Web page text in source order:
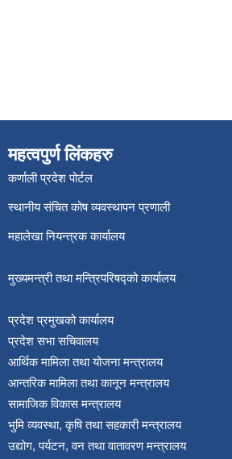
महत्वपुर्ण लिंकहरु
कर्णाली प्रदेश पोर्टल
स्थानीय संचित कोष व्यवस्थापन प्रणाली
महालेखा नियन्त्रक कार्यालय
मुख्यमन्त्री तथा मन्त्रिपरिषद्को कार्यालय
प्रदेश प्रमुखको कार्यालय
प्रदेश सभा सचिवालय
आर्थिक मामिला तथा योजना मन्त्रालय
आन्तरिक मामिला तथा कानून मन्त्रालय
सामाजिक विकास मन्त्रालय
भुमि व्यवस्था, कृषि तथा सहकारी मन्त्रालय
उद्योग, पर्यटन, वन तथा वातावरण मन्त्रालय